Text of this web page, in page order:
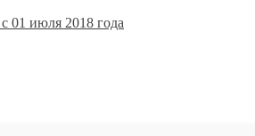
01 июля 2018 года